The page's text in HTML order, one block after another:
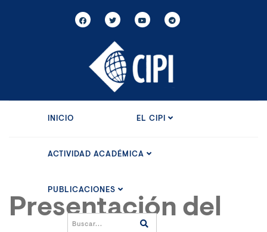
INICIO EL CIPI
ACTIVIDAD ACADÉMICA
PUBLICACIONES
Presentación del